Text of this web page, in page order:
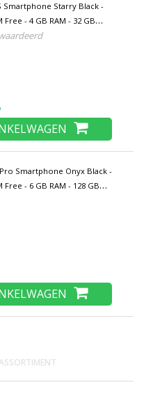
Smartphone Starry Black -
Free - 4 GB RAM - 32 GB
Camera - 5150mAh Batterij -
Smartphone Onyx Black -
Free - 6 GB RAM - 128 GB
Quad Camera - 4150mAh